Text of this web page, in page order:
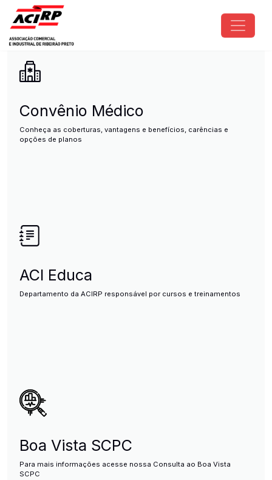
Pular para o conteúdo principal
ACIRP - Associação Comercial
Convênio Médico
Conheça as coberturas, vantagens e benefícios, carências e
opções de planos
ACI Educa
Departamento da ACIRP responsável por cursos e treinamentos
Boa Vista SCPC
Para mais informações acesse nossa Consulta ao Boa Vista
SCPC